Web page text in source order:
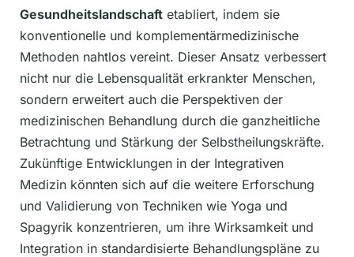
Gesundheitslandschaft etabliert, indem sie
konventionelle und komplementärmedizinische
Methoden nahtlos vereint. Dieser Ansatz verbessert
nicht nur die Lebensqualität erkrankter Menschen,
sondern erweitert auch die Perspektiven der
medizinischen Behandlung durch die ganzheitliche
Betrachtung und Stärkung der Selbstheilungskräfte.
Zukünftige Entwicklungen in der Integrativen
Medizin könnten sich auf die weitere Erforschung
und Validierung von Techniken wie Yoga und
Spagyrik konzentrieren, um ihre Wirksamkeit und
Integration in standardisierte Behandlungspläne zu